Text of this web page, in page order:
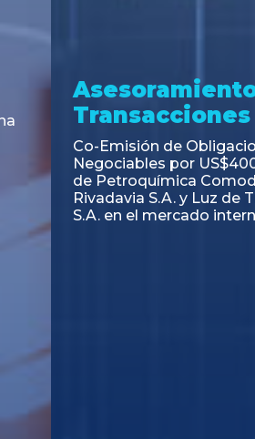
Transacciones
PAGBAM asesoró a
autorización para la
de los Certificados de
del Fideicomiso
Inmobiliario "Espacio